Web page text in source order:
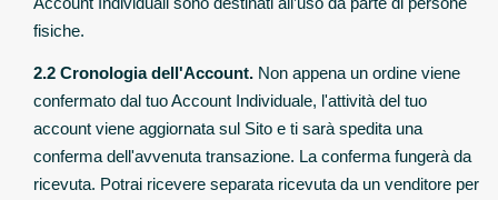
fisiche.
2.2 Cronologia dell'Account. Non appena un ordine viene
confermato dal tuo Account Individuale, l'attività del tuo
account viene aggiornata sul Sito e ti sarà spedita una
conferma dell'avvenuta transazione. La conferma fungerà da
ricevuta. Potrai ricevere separata ricevuta da un venditore per